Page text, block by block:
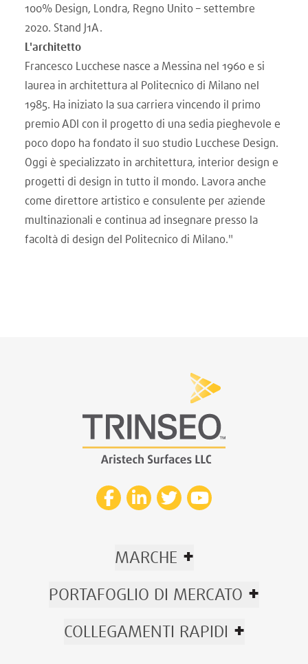
100% Design, Londra, Regno Unito – settembre
2020. Stand J1A.
L'architetto
Francesco Lucchese nasce a Messina nel 1960 e si
laurea in architettura al Politecnico di Milano nel
1985. Ha iniziato la sua carriera vincendo il primo
premio ADI con il progetto di una sedia pieghevole e
poco dopo ha fondato il suo studio Lucchese Design.
Oggi è specializzato in architettura, interior design e
progetti di design in tutto il mondo. Lavora anche
come direttore artistico e consulente per aziende
multinazionali e continua ad insegnare presso la
facoltà di design del Politecnico di Milano."
MARCHE +
PORTAFOGLIO DI MERCATO +
COLLEGAMENTI RAPIDI +